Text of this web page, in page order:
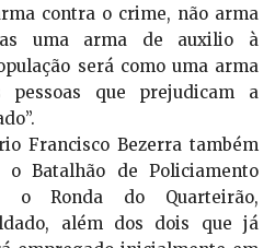
contra o crime, não arma
uma arma de auxilio à
será como uma arma
que prejudicam a
Francisco Bezerra também
o Batalhão de Policiamento
o Ronda do Quarteirão,
além dos dois que já